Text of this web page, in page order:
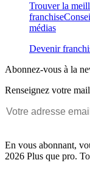
Trouver la
franchise
médias
Devenir
Abonnez-vous à la
Renseignez votre mail
En vous abonnant,
2026 Plus que pro.